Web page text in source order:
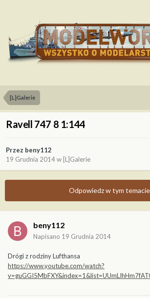
[L]Galerie
Ravell 747 8 1:144
Przez beny112
19 Grudnia 2014w [L]Galerie
Odpowiedz w tym temacie
beny112
Napisano 19 Grudnia 2014
Drógi z rodziny Lufthansa
https://www.youtube.com/watch?